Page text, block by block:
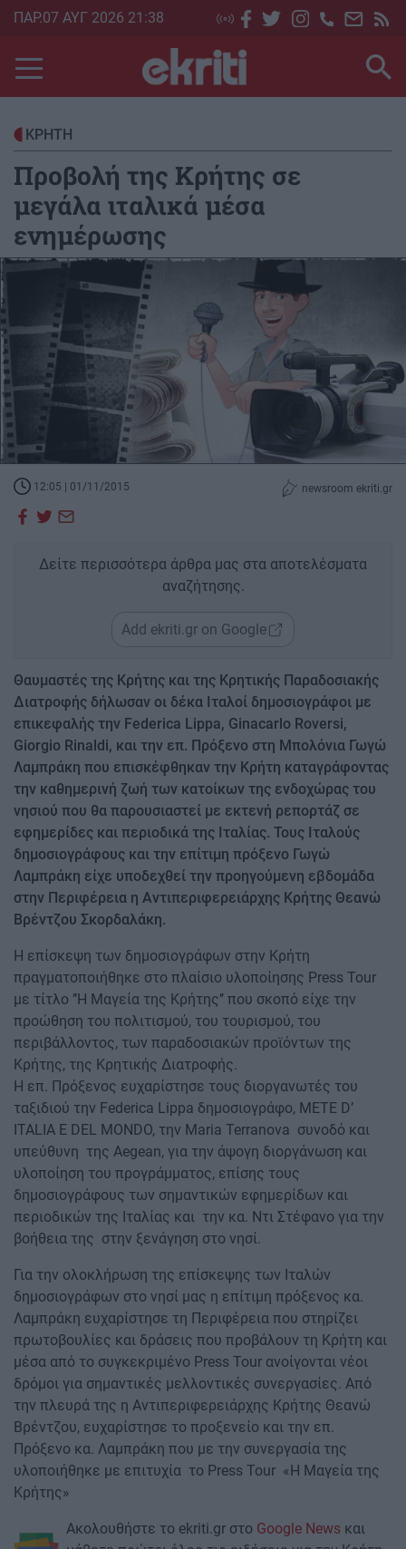
Skip
main
content
ΠΑΡ.07 ΑΥΓ 2026 21:38
ΚΡΗΤΗ
Προβολή της Κρήτης σε
μεγάλα ιταλικά μέσα
ενημέρωσης
12:05 | 01/11/2015 newsroom ekriti.gr
Δείτε περισσότερα άρθρα μας στα αποτελέσματα
αναζήτησης.
Add ekriti.gr on Google
Θαυμαστές της Κρήτης και της Κρητικής Παραδοσιακής
Διατροφής δήλωσαν οι δέκα Ιταλοί δημοσιογράφοι με
επικεφαλής την Federica Lippa, Ginacarlo Roversi,
Giorgio Rinaldi, και την επ. Πρόξενο στη Μπολόνια Γωγώ
Λαμπράκη που επισκέφθηκαν την Κρήτη καταγράφοντας
την καθημερινή ζωή των κατοίκων της ενδοχώρας του
νησιού που θα παρουσιαστεί με εκτενή ρεπορτάζ σε
εφημερίδες και περιοδικά της Ιταλίας. Τους Ιταλούς
δημοσιογράφους και την επίτιμη πρόξενο Γωγώ
Λαμπράκη είχε υποδεχθεί την προηγούμενη εβδομάδα
στην Περιφέρεια η Αντιπεριφερειάρχης Κρήτης Θεανώ
Βρέντζου Σκορδαλάκη.
Η επίσκεψη των δημοσιογράφων στην Κρήτη
πραγματοποιήθηκε στο πλαίσιο υλοποίησης Press Tour
με τίτλο ’’Η Μαγεία της Κρήτης’’ που σκοπό είχε την
προώθηση του πολιτισμού, του τουρισμού, του
περιβάλλοντος, των παραδοσιακών προϊόντων της
Κρήτης, της Κρητικής Διατροφής.
Η επ. Πρόξενος ευχαρίστησε τους διοργανωτές του
ταξιδιού την Federica Lippa δημοσιογράφο, METE D’
ITALIA E DEL MONDO, την Maria Terranova συνοδό και
υπεύθυνη της Aegean, για την άψογη διοργάνωση και
υλοποίηση του προγράμματος, επίσης τους
δημοσιογράφους των σημαντικών εφημερίδων και
περιοδικών της Ιταλίας και την κα. Ντι Στέφανο για την
βοήθεια της στην ξενάγηση στο νησί.
Για την ολοκλήρωση της επίσκεψης των Ιταλών
δημοσιογράφων στο νησί μας η επίτιμη πρόξενος κα.
Λαμπράκη ευχαρίστησε τη Περιφέρεια που στηρίζει
πρωτοβουλίες και δράσεις που προβάλουν τη Κρήτη και
μέσα από το συγκεκριμένο Press Tour ανοίγονται νέοι
δρόμοι για σημαντικές μελλοντικές συνεργασίες. Από
την πλευρά της η Αντιπεριφερειάρχης Κρήτης Θεανώ
Βρέντζου, ευχαρίστησε το προξενείο και την επ.
Πρόξενο κα. Λαμπράκη που με την συνεργασία της
υλοποιήθηκε με επιτυχία το Press Tour «Η Μαγεία της
Κρήτης»
Ακολουθήστε το ekriti.gr στο Google News και